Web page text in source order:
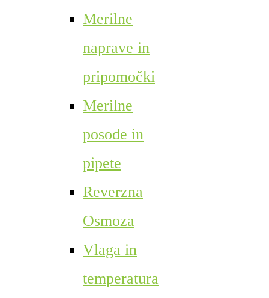
Merilne
naprave in
pripomočki
Merilne
posode in
pipete
Reverzna
Osmoza
Vlaga in
temperatura